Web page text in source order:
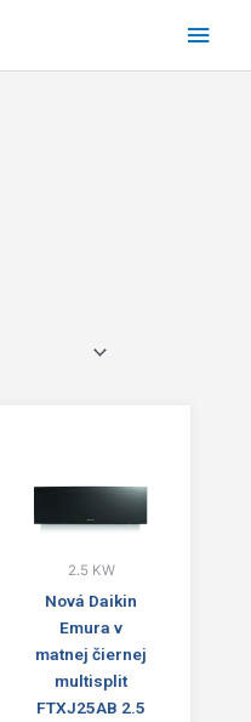
2.5 KW
Nová Daikin
Emura v
matnej čiernej
multisplit
FTXJ25AB 2.5